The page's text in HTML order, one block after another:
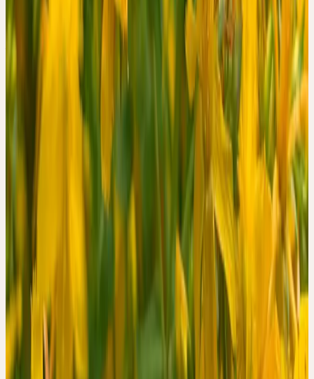
Die Autoren diskutieren verschiedene Hypothesen, warum eine
Urtinktur trotz deutlich niedrigerer Mengen bekannter Einzelstoffe
— Hypericin, Hyperforin, Flavonoide — vergleichbare Verläufe
zeigen könnte: darunter die potenzielle Rolle noch nicht strukturell
zugeordneter Inhaltsstoffe, Einflüsse des Erntezeitpunkts und
Herstellungsprozesses auf das pflanzliche Spektrum sowie
qualitative Aspekte wie Geruch und Geschmack der Tinktur, die
nach Auffassung einzelner beteiligter Ärzte das therapeutische
INTERESSENKONFLIKT UND TRANSPARENZ
Die Erstautorin Natalie Kalbermatten ist Angehörige der
Gründerfamilie der Ceres Heilmittel AG und heute Aktionärin —
zum Zeitpunkt der Studiendurchführung war sie es nicht. Die
Ceres Heilmittel AG hat die Studie finanziell unterstützt, indem sie
die teilnehmenden Ärztinnen und Ärzte für die Dokumentation der
Patientendaten entschädigt hat. Diese Angaben sind in der
Publikation vollständig offengelegt.